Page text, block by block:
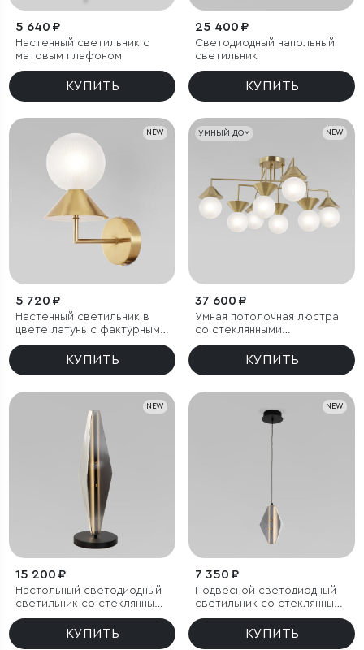
5 640 ₽
Настенный светильник с
матовым плафоном
КУПИТЬ
25 400 ₽
Светодиодный напольный
светильник
КУПИТЬ
NEW
5 720 ₽
Настенный светильник в
цвете латунь с фактурным
плафоном
КУПИТЬ
УМНЫЙ ДОМ NEW
37 600 ₽
Умная потолочная люстра
со стеклянными
фактурными плафонами
КУПИТЬ
NEW
15 200 ₽
Настольный светодиодный
светильник со стеклянным
плафоном
КУПИТЬ
NEW
7 350 ₽
Подвесной светодиодный
светильник со стеклянным
плафоном
КУПИТЬ